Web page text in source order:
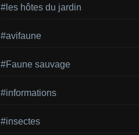
#les hôtes du jardin
#avifaune
#Faune sauvage
#informations
#insectes